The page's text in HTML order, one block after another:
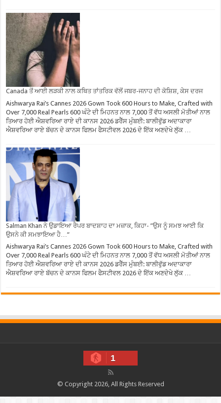
Canada ਤੋਂ ਆਈ ਲੜਕੀ ਨਾਲ ਕਥਿਤ ਤਾਂਤਰਿਕ ਵੱਲੋਂ ਜਬਰ-ਜਨਾਹ ਦੀ ਕੋਸ਼ਿਸ਼, ਕੇਸ ਦਰਜ
Aishwarya Rai’s Cannes 2026 Gown Took 600 Hours to Make, Crafted with
Over 7,000 Real Pearls 600 ਘੰਟੇ ਦੀ ਮਿਹਨਤ ਨਾਲ 7,000 ਤੋਂ ਵੱਧ ਅਸਲੀ ਮੋਤੀਆਂ ਨਾਲ
ਤਿਆਰ ਹੋਈ ਐਸ਼ਵਰਿਆ ਰਾਏ ਦੀ ਕਾਨਸ 2026 ਡਰੈੱਸ ਮੁੰਬਈ: ਬਾਲੀਵੁੱਡ ਅਦਾਕਾਰਾ
ਐਸ਼ਵਰਿਆ ਰਾਏ ਬੱਚਨ ਦੇ ਕਾਨਸ ਫਿਲਮ ਫੈਸਟੀਵਲ 2026 ਦੇ ਇੱਕ ਅਣਦੇਖੇ ਲੁੱਕ …
Salman Khan ਨੇ ਉਡਾਇਆ ਰੈਪਰ ਬਾਦਸ਼ਾਹ ਦਾ ਮਜ਼ਾਕ, ਕਿਹਾ- ”ਉਸ ਨੂੰ ਸਮਝ ਆਈ ਕਿ
ਉਸਨੇ ਕੀ ਸਮਝਾਇਆ ਹੈ…”
Aishwarya Rai’s Cannes 2026 Gown Took 600 Hours to Make, Crafted with
Over 7,000 Real Pearls 600 ਘੰਟੇ ਦੀ ਮਿਹਨਤ ਨਾਲ 7,000 ਤੋਂ ਵੱਧ ਅਸਲੀ ਮੋਤੀਆਂ ਨਾਲ
ਤਿਆਰ ਹੋਈ ਐਸ਼ਵਰਿਆ ਰਾਏ ਦੀ ਕਾਨਸ 2026 ਡਰੈੱਸ ਮੁੰਬਈ: ਬਾਲੀਵੁੱਡ ਅਦਾਕਾਰਾ
ਐਸ਼ਵਰਿਆ ਰਾਏ ਬੱਚਨ ਦੇ ਕਾਨਸ ਫਿਲਮ ਫੈਸਟੀਵਲ 2026 ਦੇ ਇੱਕ ਅਣਦੇਖੇ ਲੁੱਕ …
1
© Copyright 2026, All Rights Reserved